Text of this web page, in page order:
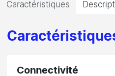
Caractéristiques
Connectivité